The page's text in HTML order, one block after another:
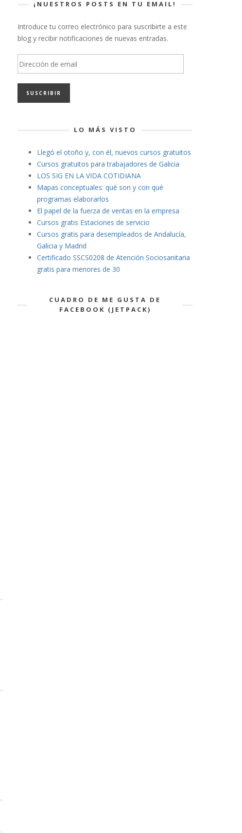
¡NUESTROS POSTS EN TU EMAIL!
Introduce tu correo electrónico para suscribirte a este
blog y recibir notificaciones de nuevas entradas.
Dirección
de
email
LO MÁS VISTO
Llegó el otoño y, con él, nuevos cursos gratuitos
Cursos gratuitos para trabajadores de Galicia
LOS SIG EN LA VIDA COTIDIANA
Mapas conceptuales: qué son y con qué
programas elaborarlos
El papel de la fuerza de ventas en la empresa
Cursos gratis Estaciones de servicio
Cursos gratis para desempleados de Andalucía,
Galicia y Madrid
Certificado SSCS0208 de Atención Sociosanitaria
gratis para menores de 30
CUADRO DE ME GUSTA DE
FACEBOOK (JETPACK)